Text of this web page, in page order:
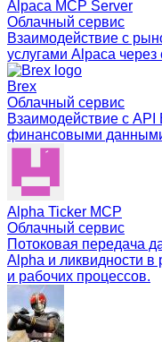
Alpaca MCP Server
Облачный сервис
Взаимодействие с
услугами Alpaca через
Brex
Облачный сервис
Взаимодействие с API
финансовыми
Alpha Ticker MCP
Облачный сервис
Потоковая передача
Alpha и ликвидности в
и рабочих процессов.